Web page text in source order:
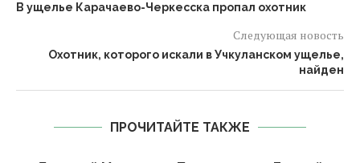
В ущелье Карачаево-Черкесска пропал охотник
Следующая новость
Охотник, которого искали в Учкуланском ущелье,
найден
ПРОЧИТАЙТЕ ТАКЖЕ